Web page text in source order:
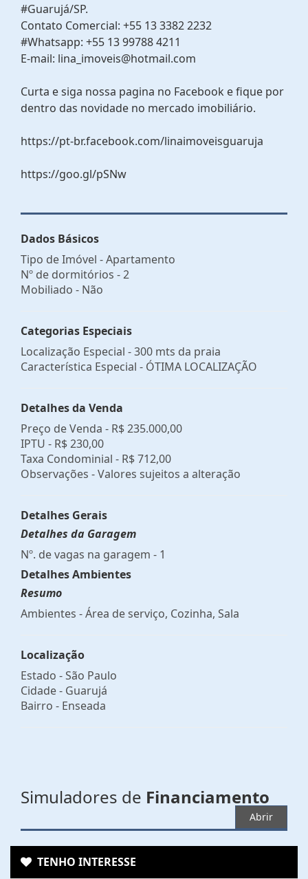
#Guarujá/SP.
Contato Comercial: +55 13 3382 2232
#Whatsapp: +55 13 99788 4211
E-mail: lina_imoveis@hotmail.com
Curta e siga nossa pagina no Facebook e fique por
dentro das novidade no mercado imobiliário.
https://pt-br.facebook.com/linaimoveisguaruja
https://goo.gl/pSNw
Dados Básicos
Tipo de Imóvel - Apartamento
Nº de dormitórios - 2
Mobiliado - Não
Categorias Especiais
Localização Especial - 300 mts da praia
Característica Especial - ÓTIMA LOCALIZAÇÃO
Detalhes da Venda
Preço de Venda - R$ 235.000,00
IPTU - R$ 230,00
Taxa Condominial - R$ 712,00
Observações - Valores sujeitos a alteração
Detalhes Gerais
Detalhes da Garagem
Nº. de vagas na garagem - 1
Detalhes Ambientes
Resumo
Ambientes - Área de serviço, Cozinha, Sala
Localização
Estado -São Paulo
Cidade - Guarujá
Bairro - Enseada
Simuladores de Financiamento
Abrir
TENHO INTERESSE